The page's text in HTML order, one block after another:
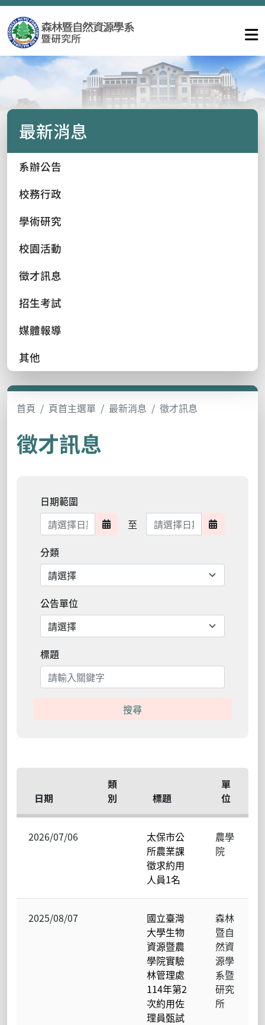
最新消息
系辦公告
校務行政
學術研究
校園活動
徵才訊息
招生考試
媒體報導
其他
首頁 頁首主選單 最新消息 徵才訊息
徵才訊息
日期範圍
日期範圍開始
至 日期範圍結束 日期範圍
分類
公告單位
標題
日期
類
別
標題
單
位
2026/07/06
太保市公
所農業課
徵求約用
人員1名
農學
院
2025/08/07
國立臺灣
大學生物
資源暨農
學院實驗
林管理處
114年第2
次約用佐
理員甄試
森林
暨自
然資
源學
系暨
研究
所